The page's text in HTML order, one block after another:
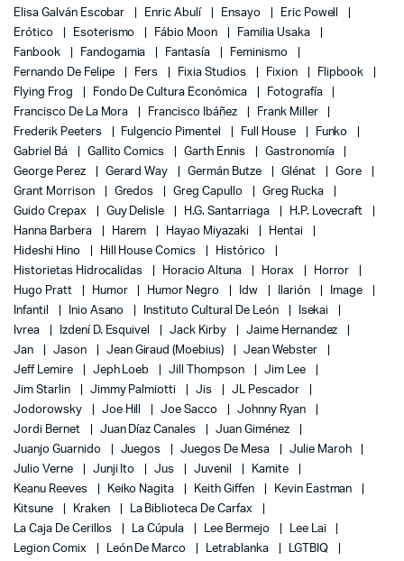
Elisa Galván Escobar
Enric Abulí Ensayo
Eric Powell
Erótico
Esoterismo Fábio Moon
Familia Usaka
Fanbook
Fandogamia Fantasía
Feminismo
Fernando De Felipe
Fers Fixia Studios Fixion
Flipbook
Flying Frog
Fondo De Cultura Económica
Fotografía
Francisco De La Mora
Francisco Ibáñez
Frank Miller
Frederik Peeters
Fulgencio Pimentel Full House
Funko
Gabriel Bá
Gallito Comics Garth Ennis
Gastronomía
George Perez
Gerard Way Germán Butze Glénat
Gore
Grant Morrison
Gredos Greg Capullo
Greg Rucka
Guido Crepax
Guy Delisle H.G. Santarriaga
H.P. Lovecraft
Hanna Barbera
Harem Hayao Miyazaki
Hentai
Hideshi Hino
Hill House Comics
Histórico
Historietas Hidrocalidas
Horacio Altuna Horax
Horror
Hugo Pratt
Humor Humor Negro Idw Ilarión
Image
Infantil
Inio Asano Instituto Cultural De León
Isekai
Ivrea
Izdení D. Esquivel Jack Kirby
Jaime Hernandez
Jan
Jason Jean Giraud (Moebius)
Jean Webster
Jeff Lemire
Jeph Loeb Jill Thompson
Jim Lee
Jim Starlin
Jimmy Palmiotti Jis
JL Pescador
Jodorowsky
Joe Hill Joe Sacco
Johnny Ryan
Jordi Bernet
Juan Díaz Canales
Juan Giménez
Juanjo Guarnido
Juegos Juegos De Mesa
Julie Maroh
Julio Verne
Junji Ito Jus Juvenil
Kamite
Keanu Reeves
Keiko Nagita Keith Giffen
Kevin Eastman
Kitsune
Kraken
La Biblioteca De Carfax
La Caja De Cerillos
La Cúpula Lee Bermejo
Lee Lai
Legion Comix
León De Marco Letrablanka
LGTBIQ